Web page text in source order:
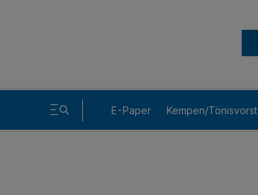
E-Paper Kempen/Tönisvorst